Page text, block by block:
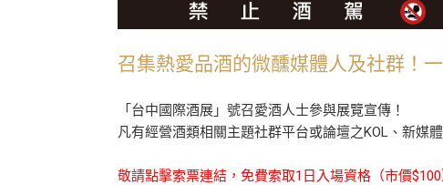
召集熱愛品酒的微醺媒體人及社群！
「台中國際酒展」號召愛酒人士參與展覽宣傳！
凡有經營酒類相關主題社群平台或論壇之KOL、新媒
敬請點擊索票連結，免費索取1日入場資格（市價$100